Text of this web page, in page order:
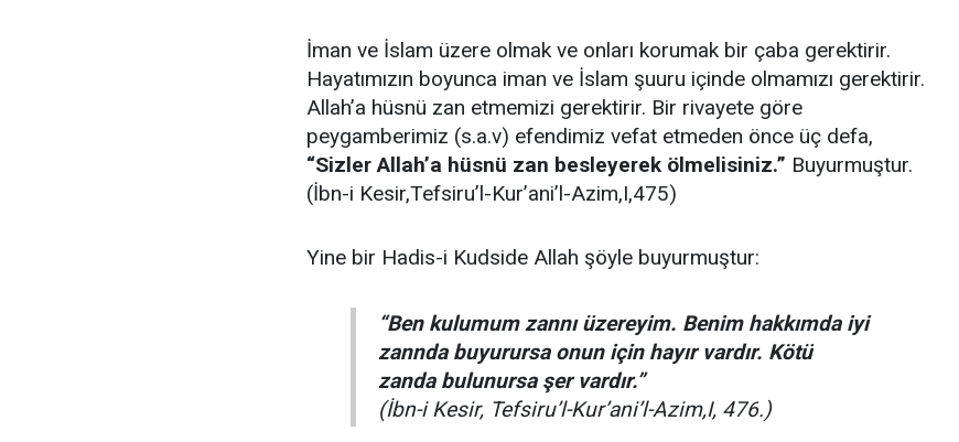
İman ve İslam üzere olmak ve onları korumak bir çaba gerektirir.
Hayatımızın boyunca iman ve İslam şuuru içinde olmamızı gerektirir.
Allah’a hüsnü zan etmemizi gerektirir. Bir rivayete göre
peygamberimiz (s.a.v) efendimiz vefat etmeden önce üç defa,
“Sizler Allah’a hüsnü zan besleyerek ölmelisiniz.” Buyurmuştur.
(İbn-i Kesir,Tefsiru’l-Kur’ani’l-Azim,I,475)
Yine bir Hadis-i Kudside Allah şöyle buyurmuştur:
“Ben kulumum zannı üzereyim. Benim hakkımda iyi
zannda buyurursa onun için hayır vardır. Kötü
zanda bulunursa şer vardır.”
(İbn-i Kesir, Tefsiru’l-Kur’ani’l-Azim,I, 476.)